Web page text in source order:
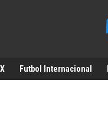
Futbol Internacional